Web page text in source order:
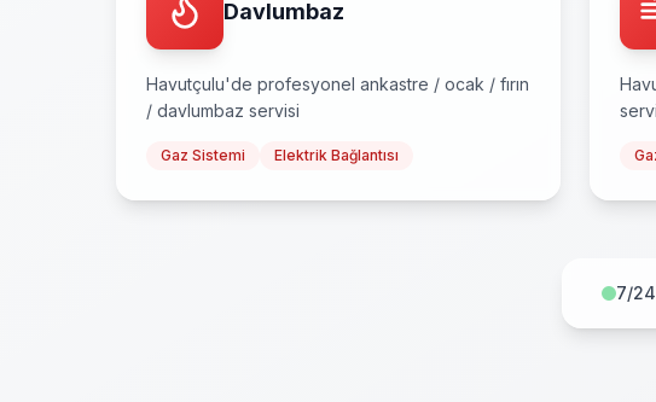
Davlumbaz
Havutçulu'de profesyonel ankastre / ocak / fırın
/ davlumbaz servisi
Gaz Sistemi Elektrik Bağlantısı
7/